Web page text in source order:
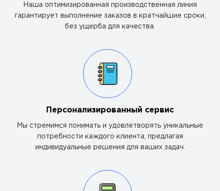
Наша оптимизированная производственная линия
гарантирует выполнение заказов в кратчайшие сроки,
без ущерба для качества.
Персонализированный сервис
Мы стремимся понимать и удовлетворять уникальные
потребности каждого клиента, предлагая
индивидуальные решения для ваших задач.